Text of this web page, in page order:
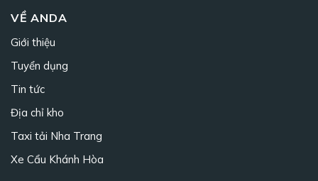
VỀ ANDA
Giới thiệu
Tuyển dụng
Tin tức
Địa chỉ kho
Taxi tải Nha Trang
Xe Cẩu Khánh Hòa